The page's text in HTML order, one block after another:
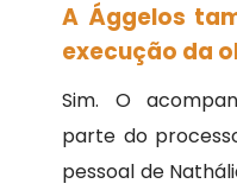
A Ággelos
execução da
Sim. O
parte do
pessoal de